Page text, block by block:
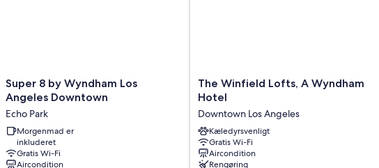
Kaffe-/temaskiner, varme og begrænset rengøring
Super
8
Wyndham
Los
Angeles
Downtown
Super 8 by Wyndham Los
Angeles Downtown
Echo Park
Morgenmad er
inkluderet
Gratis Wi-Fi
Aircondition
The
Winfield
A
Wyndham
Hotel
Downtown
The Winfield Lofts, A Wyndham
Hotel
Downtown Los Angeles
Kæledyrsvenligt
Gratis Wi-Fi
Aircondition
Rengøring